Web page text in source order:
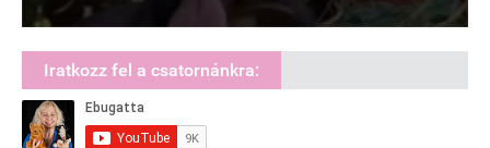
Iratkozz fel a csatornánkra: